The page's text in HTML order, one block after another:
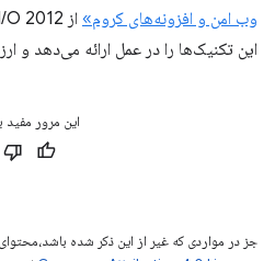
وب امن و افزونه‌های کروم»
این تکنیک‌ها را در عمل ارائه می‌دهد و ارزش 56 دقیقه وقت شما را
این مرور مفید
جز در مواردی که غیر از این ذکر شده